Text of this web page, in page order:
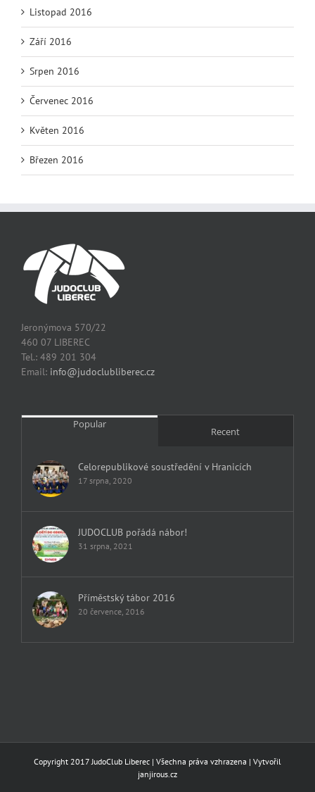
Listopad 2016
Září 2016
Srpen 2016
Červenec 2016
Květen 2016
Březen 2016
Jeronýmova 570/22
460 07 LIBEREC
Tel.: 489 201 304
Email: info@judoclubliberec.cz
Popular
Recent
Celorepublikové soustředění v Hranicích
17 srpna, 2020
JUDOCLUB pořádá nábor!
31 srpna, 2021
Příměstský tábor 2016
20 července, 2016
Copyright 2017 JudoClub Liberec | Všechna práva vzhrazena | Vytvořil
janjirous.cz